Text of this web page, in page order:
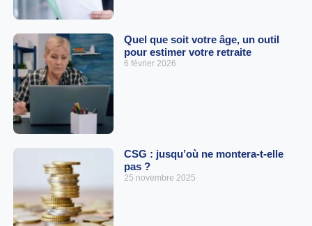
Quel que soit votre âge, un outil
pour estimer votre retraite
6 février 2026
CSG : jusqu’où ne montera-t-elle
pas ?
25 novembre 2025